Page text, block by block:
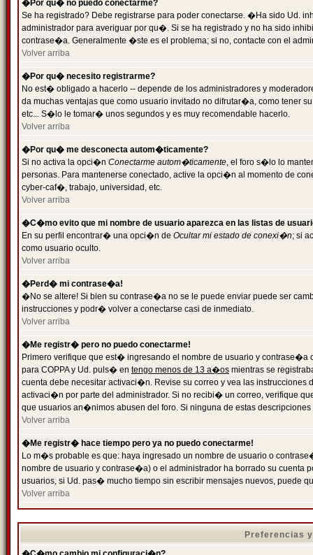
�Por qu� no puedo conectarme?
Se ha registrado? Debe registrarse para poder conectarse. �Ha sido Ud.
administrador para averiguar por qu�. Si se ha registrado y no ha sido
contrase�a. Generalmente �ste es el problema; si no, contacte con el
Volver arriba
�Por qu� necesito registrarme?
No est� obligado a hacerlo -- depende de los administradores y
da muchas ventajas que como usuario invitado no difrutar�a, como tener
etc... S�lo le tomar� unos segundos y es muy recomendable hacerlo.
Volver arriba
�Por qu� me desconecta autom�ticamente?
Si no activa la opci�n Conectarme autom�ticamente, el foro s�lo lo
personas. Para mantenerse conectado, active la opci�n al momento de
cyber-caf�, trabajo, universidad, etc.
Volver arriba
�C�mo evito que mi nombre de usuario aparezca en las listas de
En su perfil encontrar� una opci�n de Ocultar mi estado de conexi�n; si
como usuario oculto.
Volver arriba
�Perd� mi contrase�a!
�No se altere! Si bien su contrase�a no se le puede enviar puede ser
instrucciones y podr� volver a conectarse casi de inmediato.
Volver arriba
�Me registr� pero no puedo conectarme!
Primero verifique que est� ingresando el nombre de usuario y
para COPPA y Ud. puls� en tengo menos de 13 a�os mientras se
cuenta debe necesitar activaci�n. Revise su correo y vea las
activaci�n por parte del administrador. Si no recibi� un correo, verifique
que usuarios an�nimos abusen del foro. Si ninguna de estas
Volver arriba
�Me registr� hace tiempo pero ya no puedo conectarme!
Lo m�s probable es que: haya ingresado un nombre de usuario o
nombre de usuario y contrase�a) o el administrador ha borrado su
usuarios, si Ud. pas� mucho tiempo sin escribir mensajes nuevos, puede
Volver arriba
Preferencias